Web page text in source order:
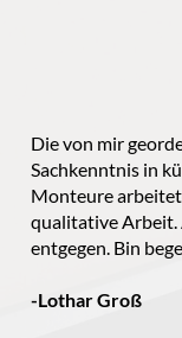
Die von mir
Sachkenntnis in
Monteure
qualitative Arbeit.
entgegen. Bin
-Lothar Groß